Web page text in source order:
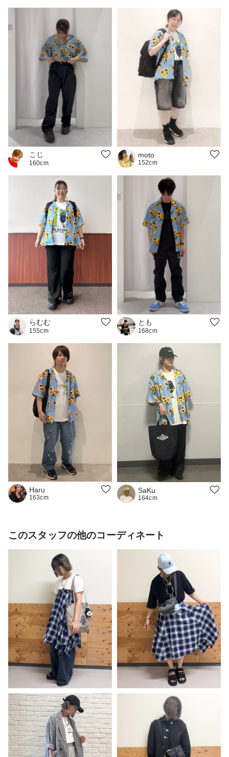
こじ
160cm
moto
152cm
らむむ
155cm
とも
168cm
Haru
163cm
SaKu
164cm
このスタッフの他のコーディネート